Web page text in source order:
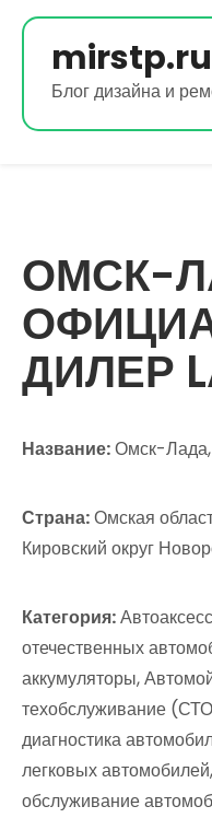
Перейти
содержимомуmirstp.ru
Блог дизайна и
ОМСК-
ДИЛЕР
Название:Омск-
Страна:Омская
Кировский округ
Категория:
отечественных
аккумуляторы,
техобслуживание
диагностика
легковых
обслуживание